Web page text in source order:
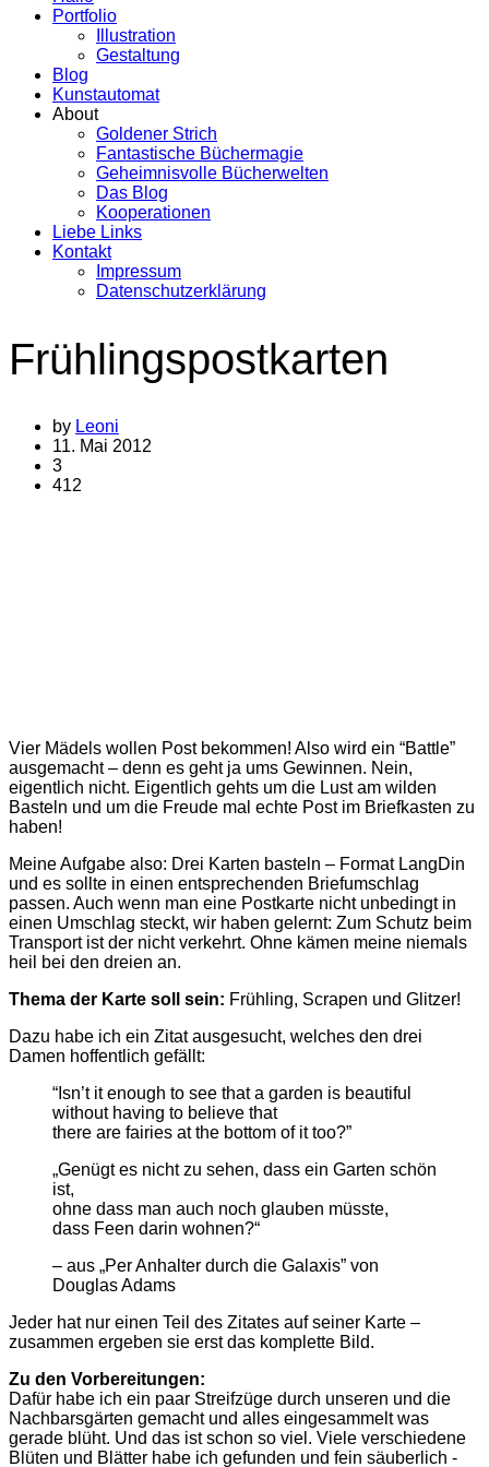
Portfolio
Illustration
Gestaltung
Blog
Kunstautomat
About
Goldener Strich
Fantastische Büchermagie
Geheimnisvolle Bücherwelten
Das Blog
Kooperationen
Liebe Links
Kontakt
Impressum
Datenschutzerklärung
Frühlingspostkarten
by Leoni
11. Mai 2012
3
412
Vier Mädels wollen Post bekommen! Also wird ein “Battle”
ausgemacht – denn es geht ja ums Gewinnen. Nein,
eigentlich nicht. Eigentlich gehts um die Lust am wilden
Basteln und um die Freude mal echte Post im Briefkasten zu
haben!
Meine Aufgabe also: Drei Karten basteln – Format LangDin
und es sollte in einen entsprechenden Briefumschlag
passen. Auch wenn man eine Postkarte nicht unbedingt in
einen Umschlag steckt, wir haben gelernt: Zum Schutz beim
Transport ist der nicht verkehrt. Ohne kämen meine niemals
heil bei den dreien an.
Thema der Karte soll sein: Frühling, Scrapen und Glitzer!
Dazu habe ich ein Zitat ausgesucht, welches den drei
Damen hoffentlich gefällt:
“Isn’t it enough to see that a garden is beautiful
without having to believe that
there are fairies at the bottom of it too?”
„Genügt es nicht zu sehen, dass ein Garten schön
ist,
ohne dass man auch noch glauben müsste,
dass Feen darin wohnen?“
– aus „Per Anhalter durch die Galaxis” von
Douglas Adams
Jeder hat nur einen Teil des Zitates auf seiner Karte –
zusammen ergeben sie erst das komplette Bild.
Zu den Vorbereitungen:
Dafür habe ich ein paar Streifzüge durch unseren und die
Nachbarsgärten gemacht und alles eingesammelt was
gerade blüht. Und das ist schon so viel. Viele verschiedene
Blüten und Blätter habe ich gefunden und fein säuberlich -